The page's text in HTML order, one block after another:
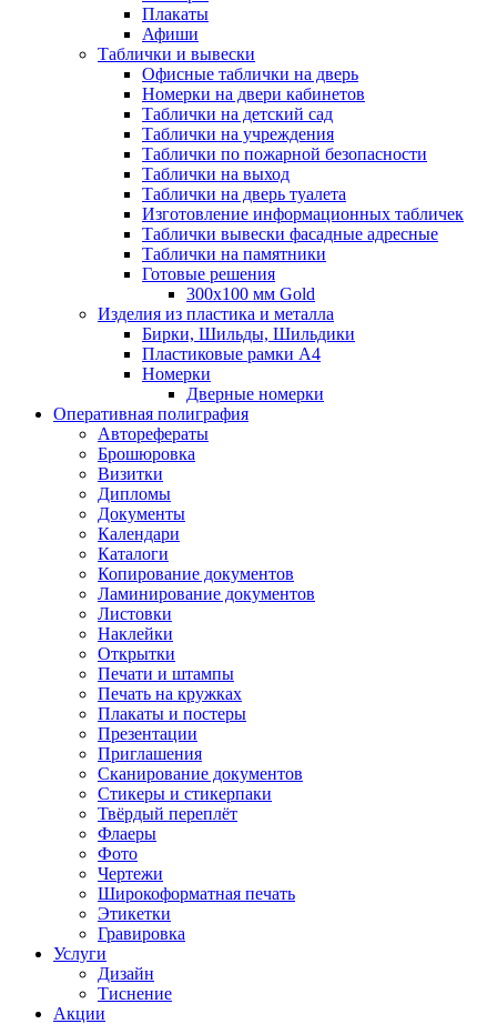
Плакаты
Афиши
Таблички и вывески
Офисные таблички на дверь
Номерки на двери кабинетов
Таблички на детский сад
Таблички на учреждения
Таблички по пожарной безопасности
Таблички на выход
Таблички на дверь туалета
Изготовление информационных табличек
Таблички вывески фасадные адресные
Таблички на памятники
Готовые решения
300x100 мм Gold
Изделия из пластика и металла
Бирки, Шильды, Шильдики
Пластиковые рамки А4
Номерки
Дверные номерки
Оперативная полиграфия
Авторефераты
Брошюровка
Визитки
Дипломы
Документы
Календари
Каталоги
Копирование документов
Ламинирование документов
Листовки
Наклейки
Открытки
Печати и штампы
Печать на кружках
Плакаты и постеры
Презентации
Приглашения
Сканирование документов
Стикеры и стикерпаки
Твёрдый переплёт
Флаеры
Фото
Чертежи
Широкоформатная печать
Этикетки
Гравировка
Услуги
Дизайн
Тиснение
Акции